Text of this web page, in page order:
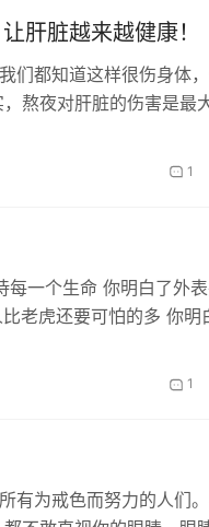
肝脏越来越健康！
们都知道这样很伤身体
熬夜对肝脏的伤害是最
1
每一个生命 你明白了外
老虎还要可怕的多 你明
1
有为戒色而努力的人们